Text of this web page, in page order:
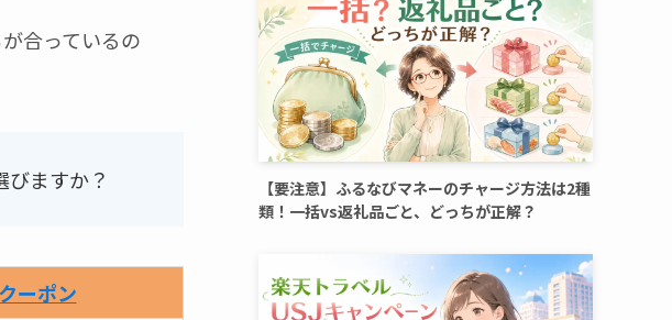
合っているの
びますか？
ーポン
【要注意】ふるなびマネーのチャージ方法は2種
類！一括vs返礼品ごと、どっちが正解？